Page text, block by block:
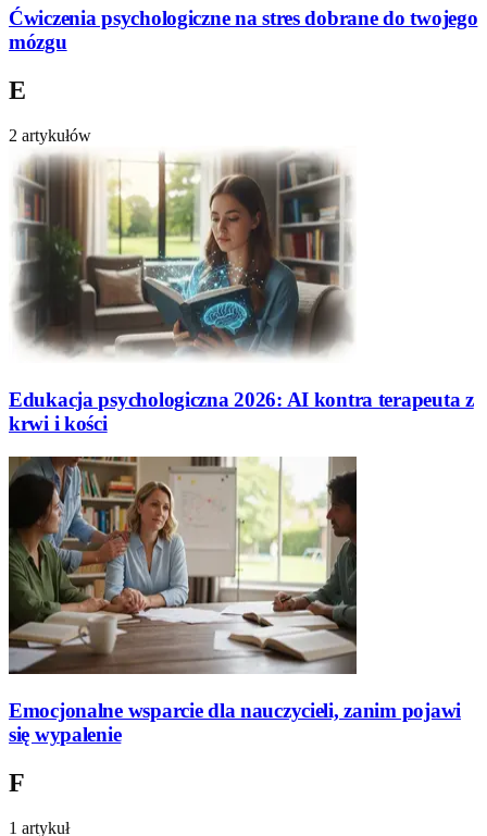
Ćwiczenia psychologiczne na stres dobrane do twojego
mózgu
E
2 artykułów
Edukacja psychologiczna 2026: AI kontra terapeuta z
krwi i kości
Emocjonalne wsparcie dla nauczycieli, zanim pojawi
się wypalenie
F
1 artykuł